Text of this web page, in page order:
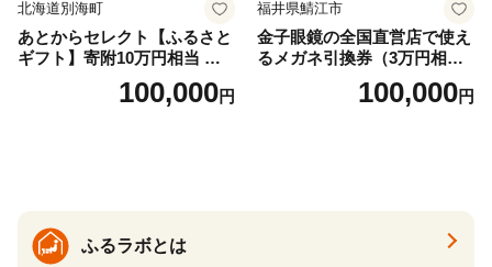
北海道別海町
あとからセレクト【ふるさと
ギフト】寄附10万円相当 あ
とから選べる！ ギフト いく
ら ほたて 海鮮 牛肉 別海町
ギフト ふるさと納税 ）
100,000円
福井県鯖江市
金子眼鏡の全国直営店で使え
るメガネ引換券（3万円相
100,000円
ふるラボとは